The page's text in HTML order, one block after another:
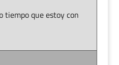
tiempo que estoy con